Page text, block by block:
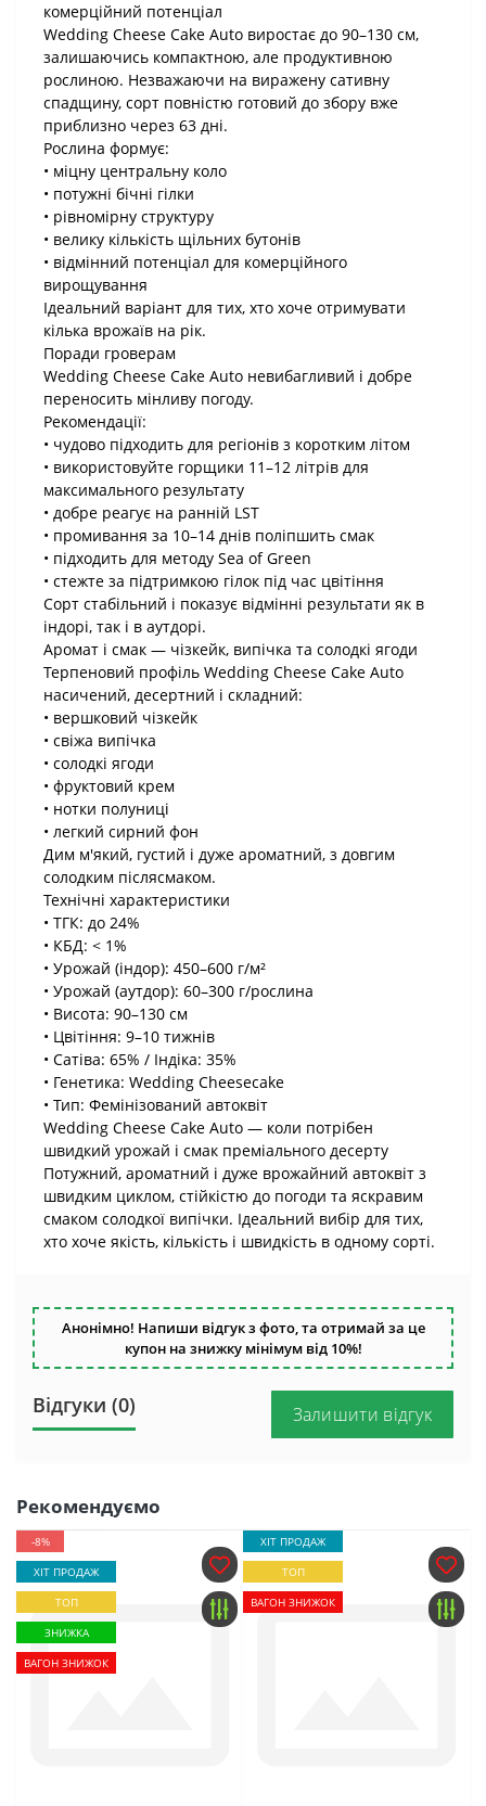
комерційний потенціал
Wedding Cheese Cake Auto виростає до 90–130 см,
залишаючись компактною, але продуктивною
рослиною. Незважаючи на виражену сативну
спадщину, сорт повністю готовий до збору вже
приблизно через 63 дні.
Рослина формує:
• міцну центральну коло
• потужні бічні гілки
• рівномірну структуру
• велику кількість щільних бутонів
• відмінний потенціал для комерційного
вирощування
Ідеальний варіант для тих, хто хоче отримувати
кілька врожаїв на рік.
Поради гроверам
Wedding Cheese Cake Auto невибагливий і добре
переносить мінливу погоду.
Рекомендації:
• чудово підходить для регіонів з коротким літом
• використовуйте горщики 11–12 літрів для
максимального результату
• добре реагує на ранній LST
• промивання за 10–14 днів поліпшить смак
• підходить для методу Sea of Green
• стежте за підтримкою гілок під час цвітіння
Сорт стабільний і показує відмінні результати як в
індорі, так і в аутдорі.
Аромат і смак — чізкейк, випічка та солодкі ягоди
Терпеновий профіль Wedding Cheese Cake Auto
насичений, десертний і складний:
• вершковий чізкейк
• свіжа випічка
• солодкі ягоди
• фруктовий крем
• нотки полуниці
• легкий сирний фон
Дим м'який, густий і дуже ароматний, з довгим
солодким післясмаком.
Технічні характеристики
• ТГК: до 24%
• КБД: < 1%
• Урожай (індор): 450–600 г/м²
• Урожай (аутдор): 60–300 г/рослина
• Висота: 90–130 см
• Цвітіння: 9–10 тижнів
• Сатіва: 65% / Індіка: 35%
• Генетика: Wedding Cheesecake
• Тип: Фемінізований автоквіт
Wedding Cheese Cake Auto — коли потрібен
швидкий урожай і смак преміального десерту
Потужний, ароматний і дуже врожайний автоквіт з
швидким циклом, стійкістю до погоди та яскравим
смаком солодкої випічки. Ідеальний вибір для тих,
хто хоче якість, кількість і швидкість в одному сорті.
Анонімно! Напиши відгук з фото, та отримай за це
купон на знижку мінімум від 10%!
Відгуки (0) Залишити відгук
Рекомендуємо
-8%
ХІТ ПРОДАЖ
ТОП
ЗНИЖКА
ВАГОН ЗНИЖОК
ХІТ ПРОДАЖ
ТОП
ВАГОН ЗНИЖОК